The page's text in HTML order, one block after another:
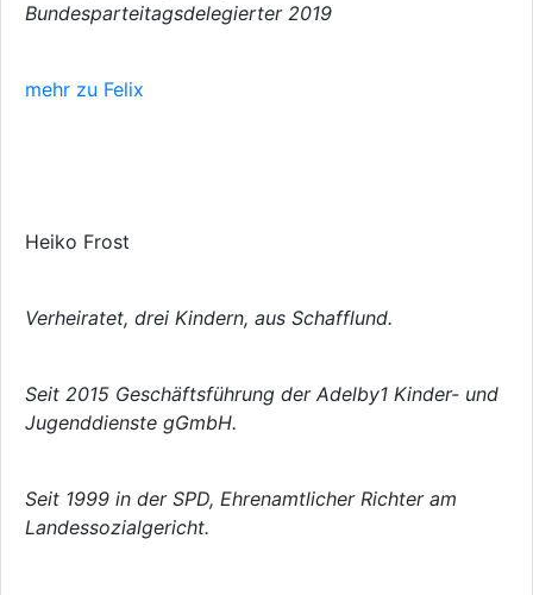
Bundesparteitagsdelegierter 2019
mehr zu Felix
Heiko Frost
Verheiratet, drei Kindern, aus Schafflund.
Seit 2015 Geschäftsführung der Adelby1 Kinder- und
Jugenddienste gGmbH.
Seit 1999 in der SPD, Ehrenamtlicher Richter am
Landessozialgericht.